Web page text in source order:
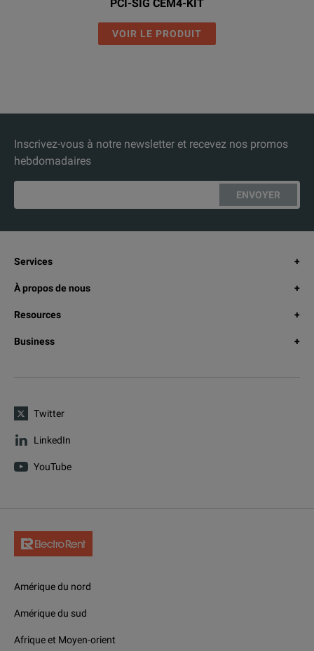
PCI-SIG CEM4-KIT
VOIR LE PRODUIT
Inscrivez-vous à notre newsletter et recevez nos promos
hebdomadaires
ENVOYER
Services
À propos de nous
Resources
Business
Twitter
LinkedIn
YouTube
Amérique du nord
Amérique du sud
Afrique et Moyen-orient